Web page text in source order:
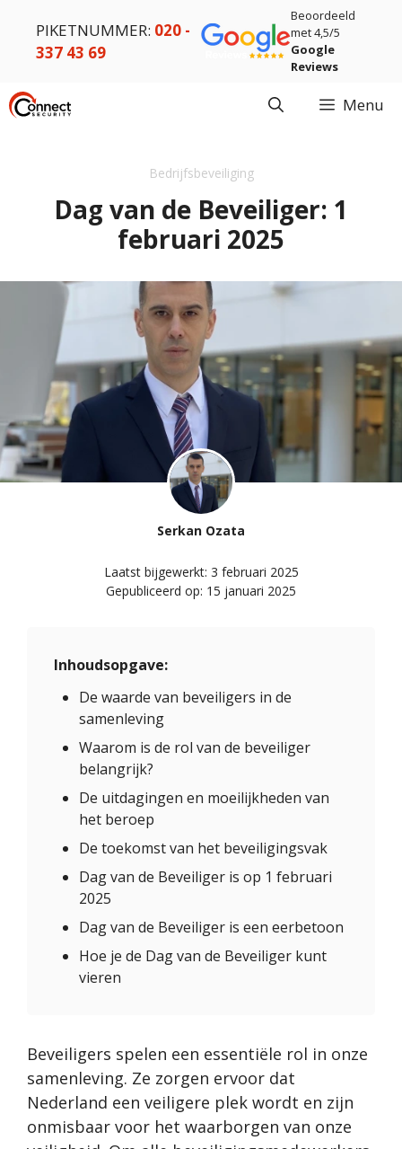
PIKETNUMMER: 020 -
337 43 69
Beoordeeld
met 4,5/5
Google
Reviews
Menu
Bedrijfsbeveiliging
Dag van de Beveiliger: 1
februari 2025
Serkan Ozata
Laatst bijgewerkt: 3 februari 2025
Gepubliceerd op: 15 januari 2025
Inhoudsopgave:
De waarde van beveiligers in de
samenleving
Waarom is de rol van de beveiliger
belangrijk?
De uitdagingen en moeilijkheden van
het beroep
De toekomst van het beveiligingsvak
Dag van de Beveiliger is op 1 februari
2025
Dag van de Beveiliger is een eerbetoon
Hoe je de Dag van de Beveiliger kunt
vieren
Beveiligers spelen een essentiële rol in onze
samenleving. Ze zorgen ervoor dat
Nederland een veiligere plek wordt en zijn
onmisbaar voor het waarborgen van onze